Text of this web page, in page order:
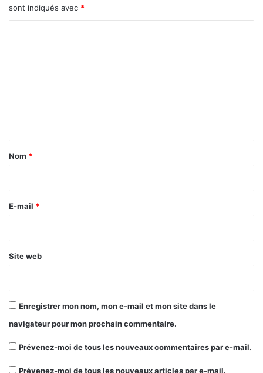
sont indiqués avec *
a
e
Nom *
E-mail *
Site web
Enregistrer mon nom, mon e-mail et mon site dans le
navigateur pour mon prochain commentaire.
Prévenez-moi de tous les nouveaux commentaires par e-mail.
Prévenez-moi de tous les nouveaux articles par e-mail.